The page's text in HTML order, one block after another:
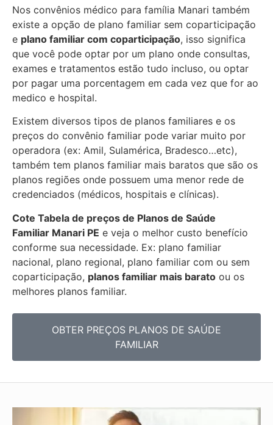
Nos convênios médico para família Manari também
existe a opção de plano familiar sem coparticipação
e plano familiar com coparticipação, isso significa
que você pode optar por um plano onde consultas,
exames e tratamentos estão tudo incluso, ou optar
por pagar uma porcentagem em cada vez que for ao
medico e hospital.
Existem diversos tipos de planos familiares e os
preços do convênio familiar pode variar muito por
operadora (ex: Amil, Sulamérica, Bradesco…etc),
também tem planos familiar mais baratos que são os
planos regiões onde possuem uma menor rede de
credenciados (médicos, hospitais e clínicas).
Cote Tabela de preços de Planos de Saúde
Familiar Manari PE e veja o melhor custo benefício
conforme sua necessidade. Ex: plano familiar
nacional, plano regional, plano familiar com ou sem
coparticipação, planos familiar mais barato ou os
melhores planos familiar.
OBTER PREÇOS PLANOS DE SAÚDE
FAMILIAR